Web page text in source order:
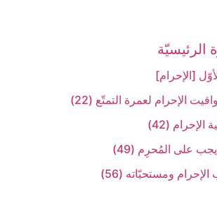
الرئيسيّة
[الإحرام‏]
الإحرام لعمرة التمتّع (22)
(42)
على المُحرِم (49)
ومستحبّاته (56)